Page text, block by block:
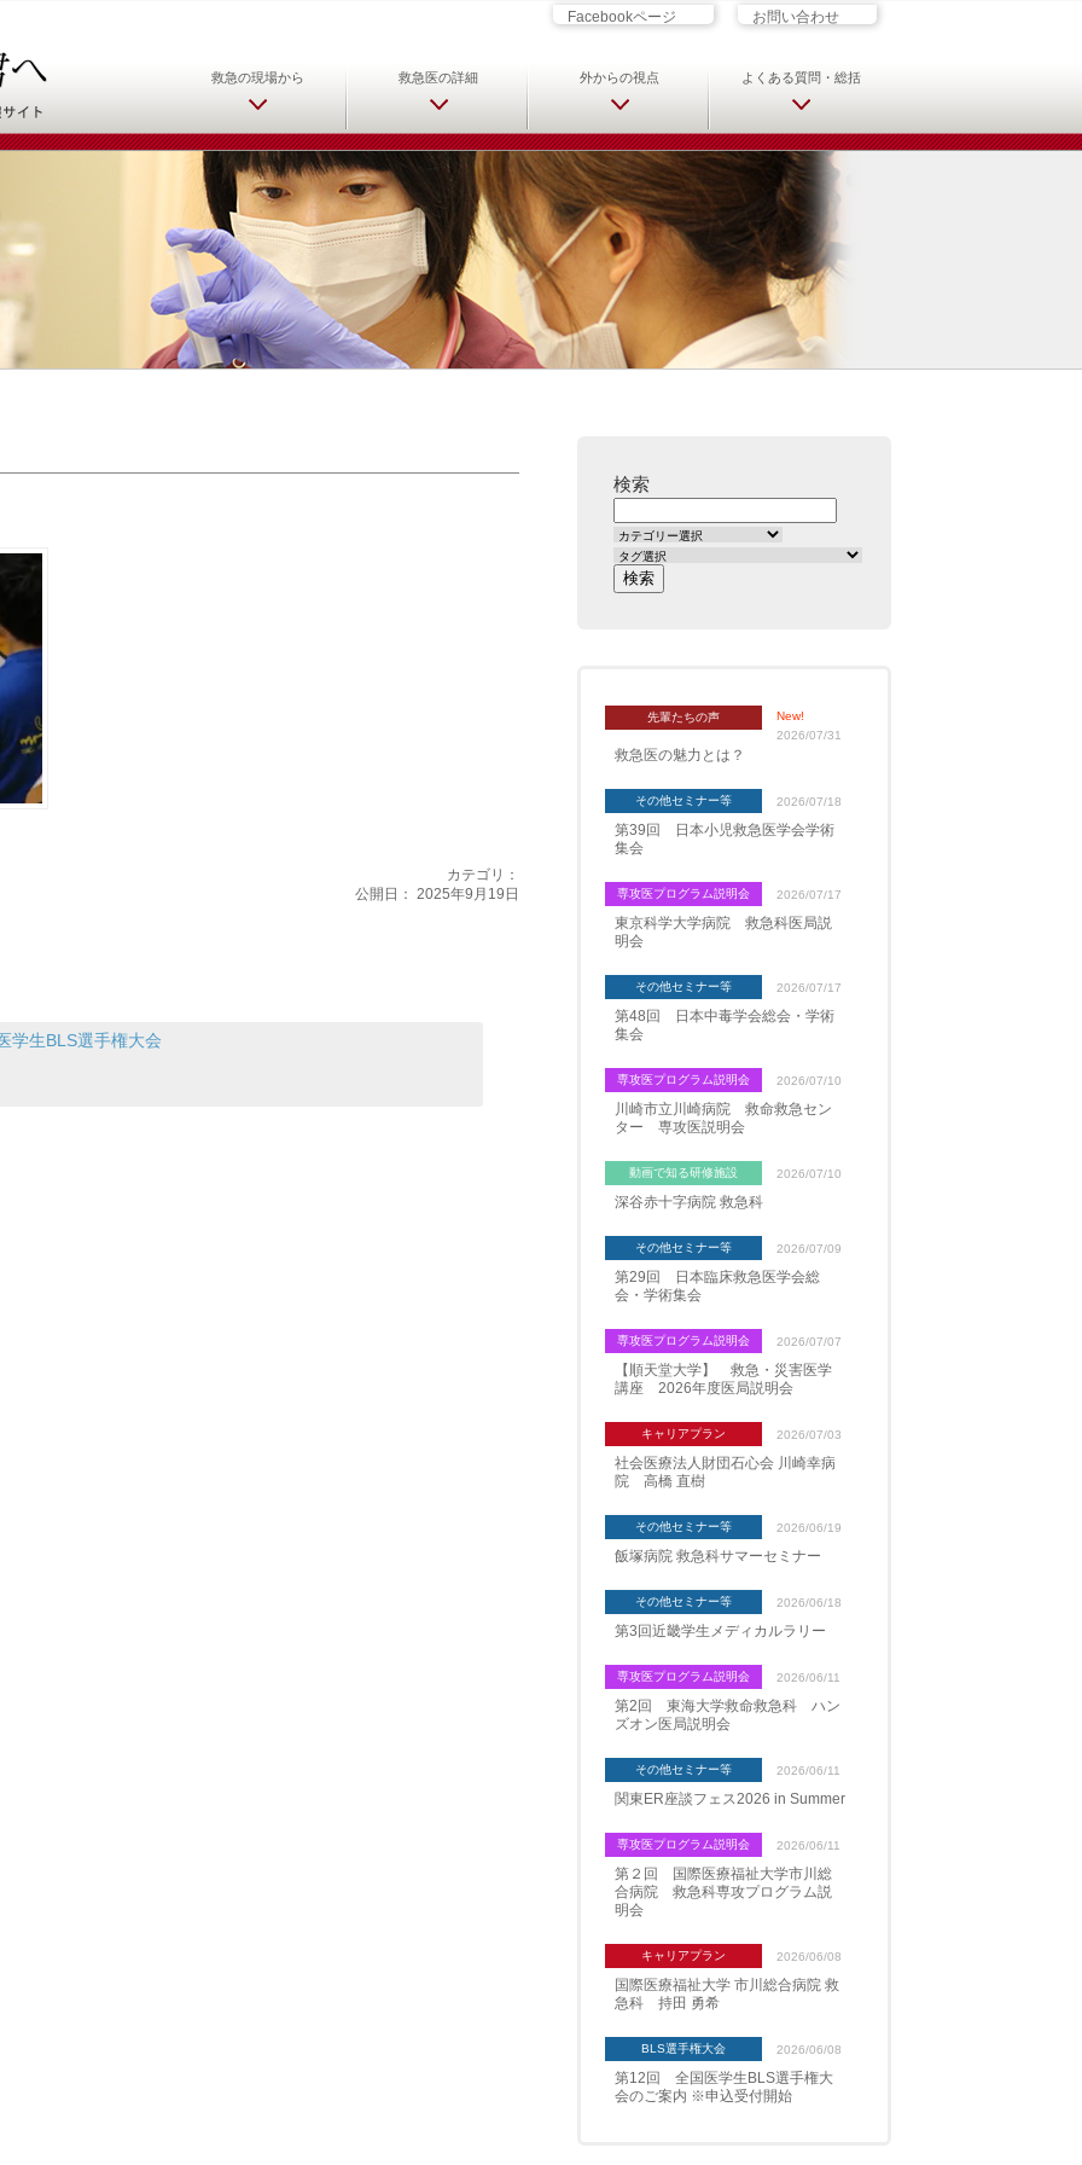
日本救急医学会 救急医をめざす君へ 救急科専門医・専攻医
Facebookページ お問い合わせ
救急の現場から 救急医の詳細 外からの視点 よくある質問・総括
カテゴリ：
公開日： 2025年9月19日
学生BLS選手権大会
検索
先輩たちの声
New!
2026/07/31
救急医の魅力とは？
その他セミナー等 2026/07/18
第39回 日本小児救急医学会学術
集会
専攻医プログラム説明会 2026/07/17
東京科学大学病院 救急科医局説
明会
その他セミナー等 2026/07/17
第48回 日本中毒学会総会・学術
集会
専攻医プログラム説明会 2026/07/10
川崎市立川崎病院 救命救急セン
ター 専攻医説明会
動画で知る研修施設 2026/07/10
深谷赤十字病院 救急科
その他セミナー等 2026/07/09
第29回 日本臨床救急医学会総
会・学術集会
専攻医プログラム説明会 2026/07/07
【順天堂大学】 救急・災害医学
講座 2026年度医局説明会
キャリアプラン 2026/07/03
社会医療法人財団石心会 川崎幸病
院 高橋 直樹
その他セミナー等 2026/06/19
飯塚病院 救急科サマーセミナー
その他セミナー等 2026/06/18
第3回近畿学生メディカルラリー
専攻医プログラム説明会 2026/06/11
第2回 東海大学救命救急科 ハン
ズオン医局説明会
その他セミナー等 2026/06/11
関東ER座談フェス2026 in Summer
専攻医プログラム説明会 2026/06/11
第２回 国際医療福祉大学市川総
合病院 救急科専攻プログラム説
明会
キャリアプラン 2026/06/08
国際医療福祉大学 市川総合病院 救
急科 持田 勇希
BLS選手権大会 2026/06/08
第12回 全国医学生BLS選手権大
会のご案内 ※申込受付開始